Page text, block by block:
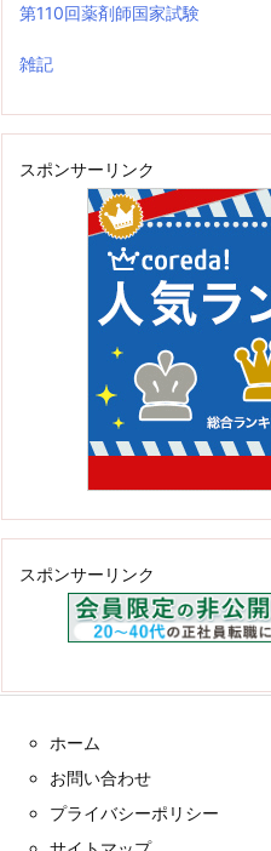
第110回薬剤師国家試験
雑記
スポンサーリンク
スポンサーリンク
ホーム
お問い合わせ
プライバシーポリシー